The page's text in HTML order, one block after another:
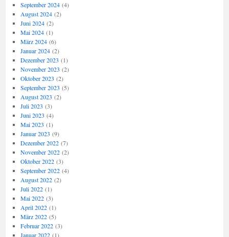
September 2024(4)
August 2024(2)
Juni 2024(2)
Mai 2024(1)
März 2024(6)
Januar 2024(2)
Dezember 2023 (1)
November 2023 (2)
Oktober 2023 (2)
September 2023 (5)
August 2023 (2)
Juli 2023 (3)
Juni 2023 (4)
Mai 2023 (1)
Januar 2023 (9)
Dezember 2022(7)
November 2022(2)
Oktober 2022(3)
September 2022(4)
August 2022(2)
Juli 2022(1)
Mai 2022(3)
April 2022(1)
März 2022(5)
Februar 2022(3)
Januar 2022(1)